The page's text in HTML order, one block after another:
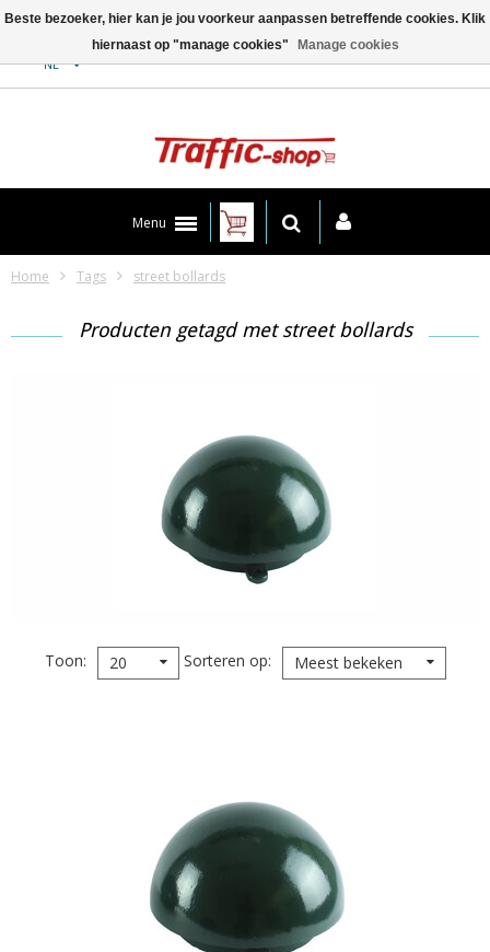
NL
Menu
Home Tags street bollards
Producten getagd met street bollards
Toon 20 Sorteren op Meest bekeken
Beste bezoeker, hier kan je jou voorkeur aanpassen betreffende cookies. Klik
hiernaast op "manage cookies"
Manage cookies